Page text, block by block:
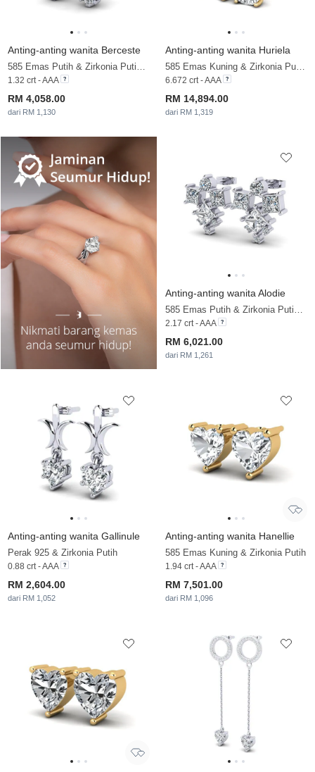
Anting-anting wanita Berceste
585 Emas Putih & Zirkonia Putih & Zirkonia
1.32 crt - AAA
RM 4,058.00
dari RM 1,130
Anting-anting wanita Huriela
585 Emas Kuning & Zirkonia Putih & Berlian
6.672 crt - AAA
RM 14,894.00
dari RM 1,319
Anting-anting wanita Alodie
585 Emas Putih & Zirkonia Putih & Zirkonia
2.17 crt - AAA
RM 6,021.00
dari RM 1,261
Anting-anting wanita Gallinule
Perak 925 & Zirkonia Putih
0.88 crt - AAA
RM 2,604.00
dari RM 1,052
Anting-anting wanita Hanellie
585 Emas Kuning & Zirkonia Putih
1.94 crt - AAA
RM 7,501.00
dari RM 1,096